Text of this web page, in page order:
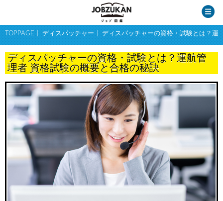
TOPPAGE ディスパッチャー ディスパッチャーの資格・試験とは？運
ディスパッチャーの資格・試験とは？運航管
理者 資格試験の概要と合格の秘訣